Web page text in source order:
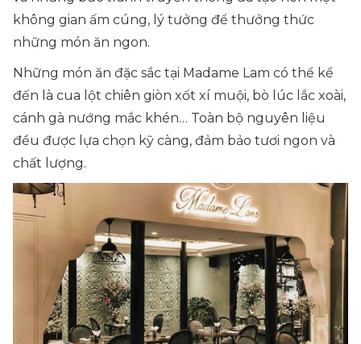
không gian ấm cúng, lý tưởng để thưởng thức
những món ăn ngon.
Những món ăn đặc sắc tại Madame Lam có thể kể
đến là cua lột chiên giòn xốt xí muội, bò lúc lắc xoài,
cánh gà nướng mắc khén… Toàn bộ nguyên liệu
đều được lựa chọn kỹ càng, đảm bảo tươi ngon và
chất lượng.